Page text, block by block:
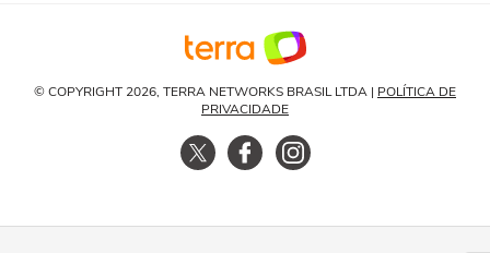
© COPYRIGHT 2026, TERRA NETWORKS BRASIL LTDA | POLÍTICA DE
PRIVACIDADE